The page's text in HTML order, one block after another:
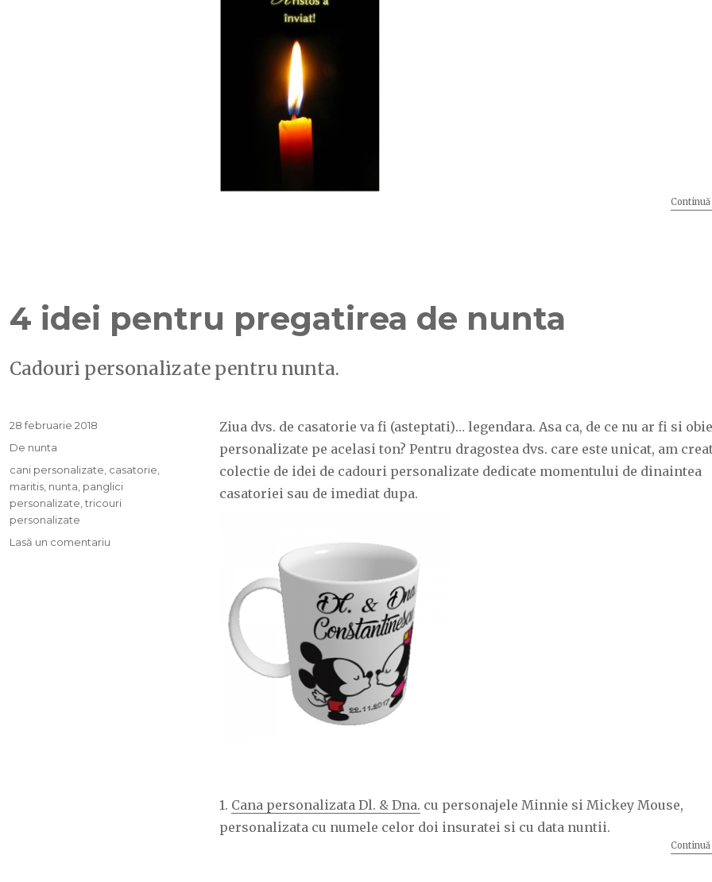
4 idei pentru pregatirea de nunta
Cadouri personalizate pentru nunta.
Ziua dvs. de casatorie va fi (asteptati)… legendara. Asa ca, de ce nu ar fi si
personalizate pe acelasi ton? Pentru dragostea dvs. care este unicat, am
colectie de idei de cadouri personalizate dedicate momentului de dinaintea
casatoriei sau de imediat dupa.
1. Cana personalizata Dl. & Dna. cu personajele Minnie si Mickey Mouse,
personalizata cu numele celor doi insuratei si cu data nuntii.
Publicat
pe
28 februarie 2018
Categorii
De nunta
Etichete
cani personalizate casatorie
maritis nunta panglici
personalizate ,tricouri
personalizate
Lasă un comentariu